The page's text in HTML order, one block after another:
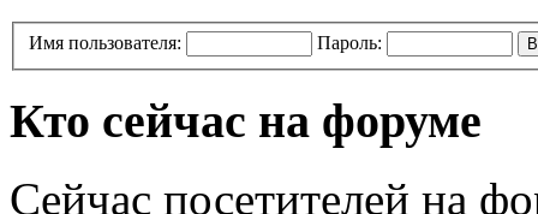
Имя пользователя: Пароль:
Кто сейчас на форуме
Сейчас посетителей на